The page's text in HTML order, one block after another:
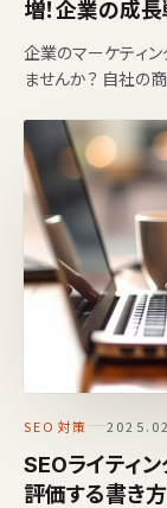
増！企業の成
企業のマーケティ
ませんか？ 自社の商品やサービスをもっと多くの人に知ってもらいた
SEO対策
SEOライティ
評価する書き方